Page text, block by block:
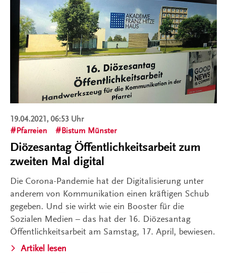
19.04.2021, 06:53 Uhr
Pfarreien
Bistum Münster
Diözesantag Öffentlichkeitsarbeit zum
zweiten Mal digital
Die Corona-Pandemie hat der Digitalisierung unter
anderem von Kommunikation einen kräftigen Schub
gegeben. Und sie wirkt wie ein Booster für die
Sozialen Medien – das hat der 16. Diözesantag
Öffentlichkeitsarbeit am Samstag, 17. April, bewiesen.
Artikel lesen